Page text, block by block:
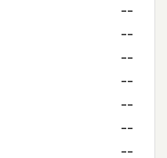
--
--
--
--
--
--
--